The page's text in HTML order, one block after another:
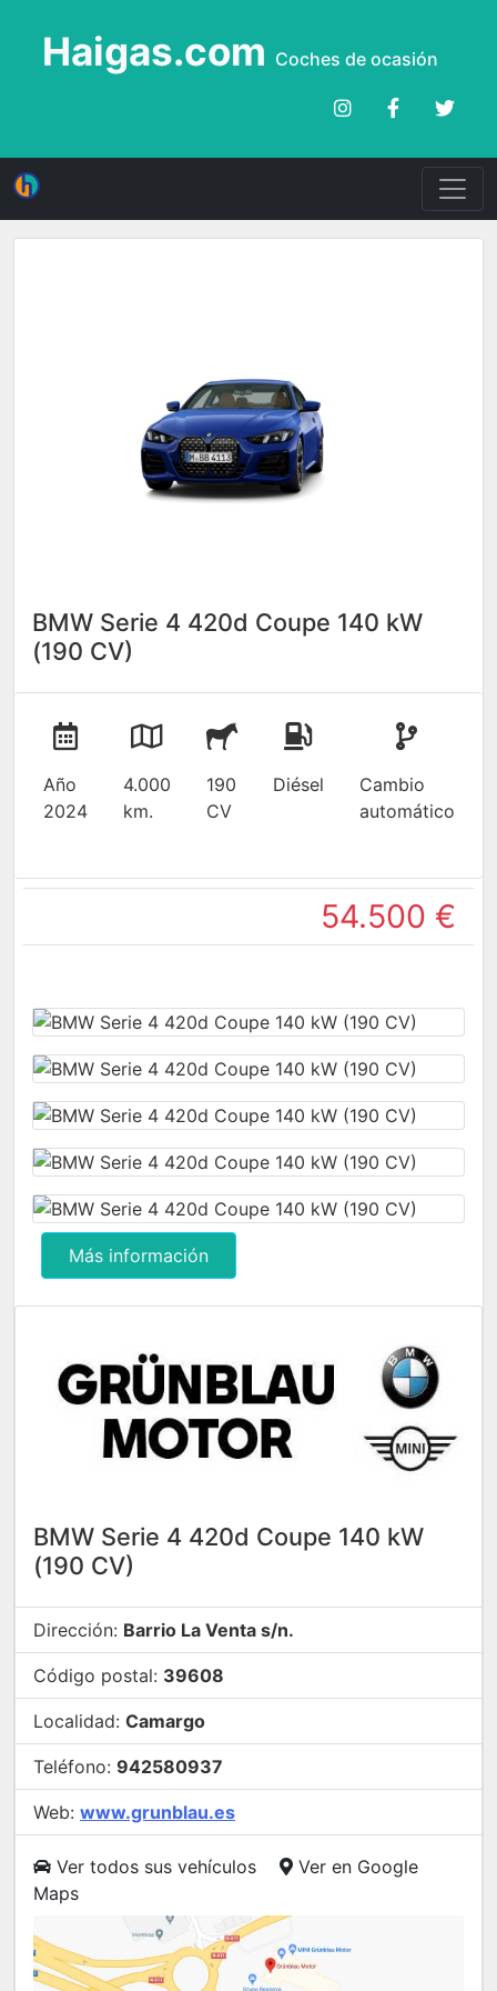
Haigas.com Coches de ocasión
BMW Serie 4 420d Coupe 140 kW
(190 CV)
Año
2024
4.000
km.
190
CV
Diésel
Cambio
automático
54.500 €
Más información
BMW Serie 4 420d Coupe 140 kW
(190 CV)
Dirección: Barrio La Venta s/n.
Código postal: 39608
Localidad: Camargo
Teléfono: 942580937
Web: www.grunblau.es
Ver todos sus vehículos
Ver en Google
Maps